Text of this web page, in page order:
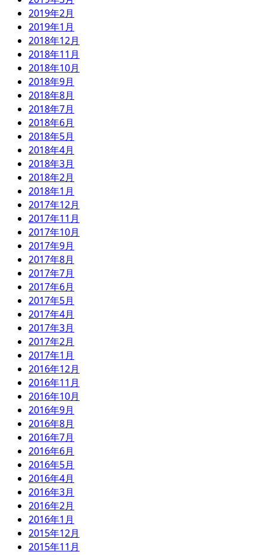
2019年2月
2019年1月
2018年12月
2018年11月
2018年10月
2018年9月
2018年8月
2018年7月
2018年6月
2018年5月
2018年4月
2018年3月
2018年2月
2018年1月
2017年12月
2017年11月
2017年10月
2017年9月
2017年8月
2017年7月
2017年6月
2017年5月
2017年4月
2017年3月
2017年2月
2017年1月
2016年12月
2016年11月
2016年10月
2016年9月
2016年8月
2016年7月
2016年6月
2016年5月
2016年4月
2016年3月
2016年2月
2016年1月
2015年12月
2015年11月